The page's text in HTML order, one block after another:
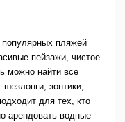
пляжей
пейзажи, чистое
можно найти все
зонтики,
для тех, кто
арендовать водные